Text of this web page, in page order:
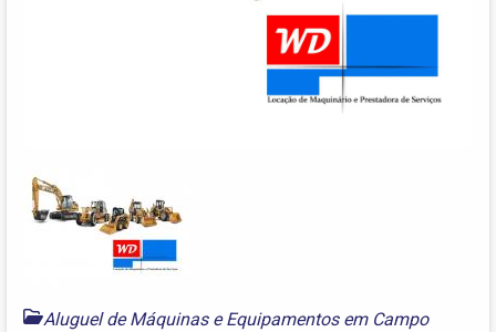
Aluguel de Máquinas e Equipamentos em Campo